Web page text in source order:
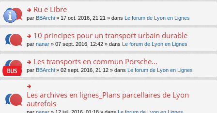
e
nt
ré
c
e
nt
le
pl
u
ré
c
e
nt
n
n
le
pl
u
ré
c
e
nt
a
g
e
n
n
le
pl
u
s
ré
c
e
le
m
e
a
g
e
n
n
le
pl
u
s
ult
er
le
m
e
a
g
e
n
o
lu
o
n
ult
er
le
m
e
s
g
e
Ru e Libre
par BBArchi » 17 oct. 2016, 21:21 » dans Le forum de Lyon en Lignes
o
n
ult
er
le
m
s
10 principes pour un transport urbain durable
par nanar » 07 sept. 2016, 12:42 » dans Le forum de Lyon en Lignes
o
n
s
ult
er
le
Les transports en commun Porsche...
par BBArchi » 02 sept. 2016, 21:12 » dans Le forum de Lyon en Lignes
n
Les archives en lignes_Plans parcellaires de Lyon
autrefois